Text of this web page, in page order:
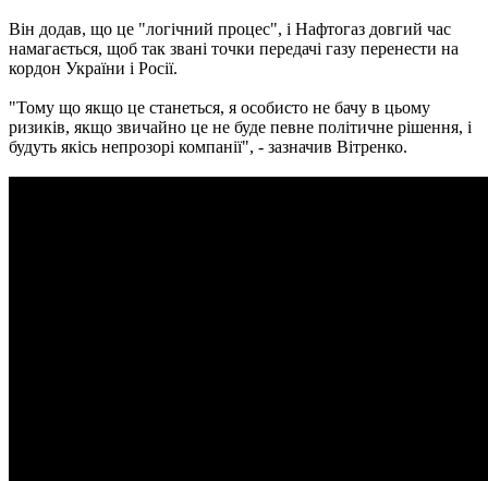
Він додав, що це "логічний процес", і Нафтогаз довгий час
намагається, щоб так звані точки передачі газу перенести на
кордон України і Росії.
"Тому що якщо це станеться, я особисто не бачу в цьому
ризиків, якщо звичайно це не буде певне політичне рішення, і
будуть якісь непрозорі компанії", - зазначив Вітренко.